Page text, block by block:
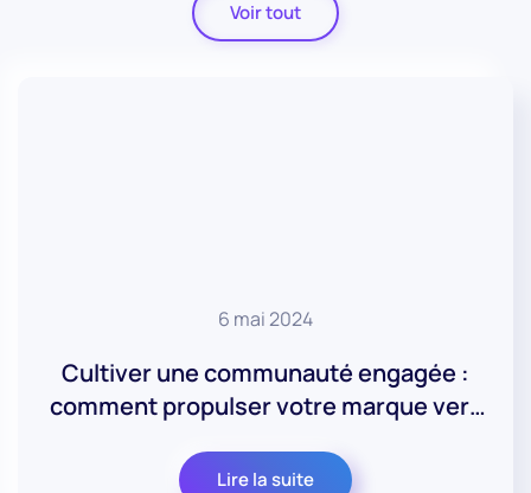
Voir tout
6 mai 2024
Cultiver une communauté engagée :
comment propulser votre marque vers
Lire la suite